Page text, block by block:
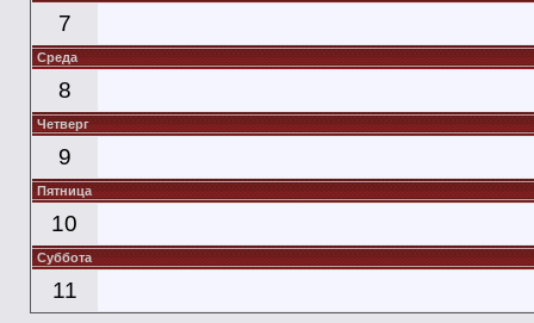
7
Среда
8
Четверг
9
Пятница
10
Суббота
11